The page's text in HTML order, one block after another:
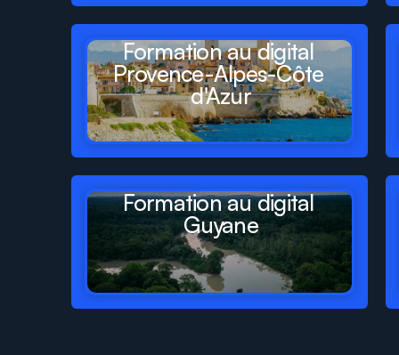
Formation au digital
Provence-Alpes-Côte
d'Azur
Formation au digital
Guyane